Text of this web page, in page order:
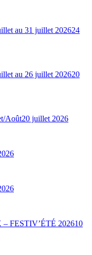
au 31 juillet 202624
au 26 juillet 202620
Août20 juillet 2026
FESTIV’ÉTÉ 202610